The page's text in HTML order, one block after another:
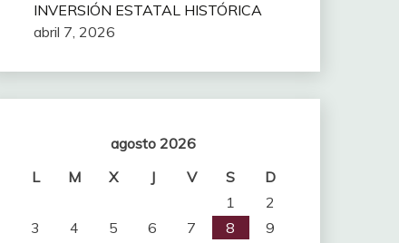
INVERSIÓN ESTATAL HISTÓRICA
abril 7, 2026
agosto 2026
L
M X J V S
D
1
2
3
4 5 6 7 8
9